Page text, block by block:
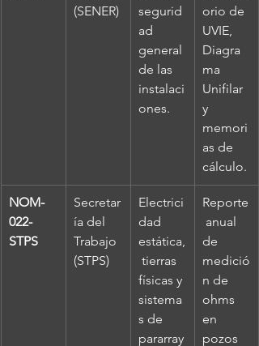
(SENER)
segurid
ad
general
de las
instalaci
ones.
orio de
UVIE,
Diagra
ma
Unifilar
y
memori
as de
cálculo.
NOM-
022-
STPS
Secretar
ía del
Trabajo
(STPS)
Electrici
dad
estática,
tierras
físicas y
sistema
s de
pararray
Reporte
anual
de
medició
n de
ohms
en
pozos